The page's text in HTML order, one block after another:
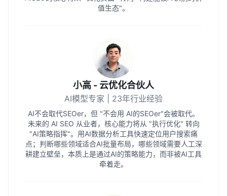
值生态"。
小高 - 云优化合伙人
AI模型专家 | 23年行业经验
AI不会取代SEOer，但 "不会用 AI的SEOer"会被取代。
未来的 AI SEO 从业者，核心能力将从 "执行优化" 转向
"AI策略指挥"。用AI数据分析工具快速定位用户搜索痛
点；判断哪些领域适合AI批量布局，哪些领域需要人工深
耕建立壁垒，本质上是通过AI的策略能力，而非被AI工具
牵着走。